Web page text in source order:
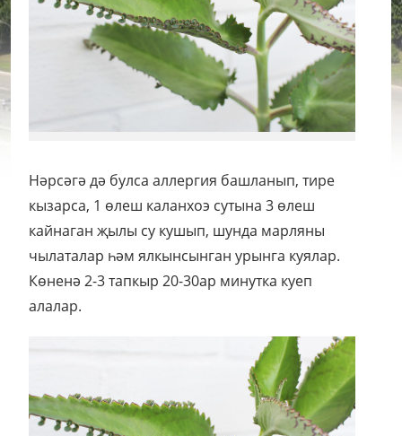
Нәрсәгә дә булса аллергия башланып, тире
кызарса, 1 өлеш каланхоэ сутына 3 өлеш
кайнаган җылы су кушып, шунда марляны
чылаталар һәм ялкынсынган урынга куялар.
Көненә 2-3 тапкыр 20-30ар минутка куеп
алалар.